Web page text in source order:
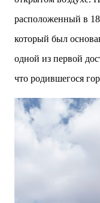
инклюзивности.
победой в
пирамида
застройщиков
стремились
прошлом участка
расположенный в
который был
одной из первой
что родившегося